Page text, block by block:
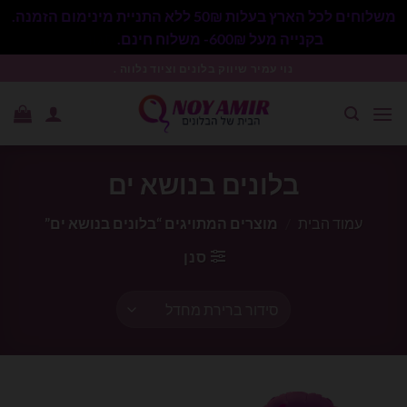
משלוחים לכל הארץ בעלות 50₪ ללא התניית מינימום הזמנה.
בקנייה מעל 600₪- משלוח חינם.
בלונים בנושא ים
עמוד הבית
מוצרים המתויגים “בלונים בנושא ים”
סנן